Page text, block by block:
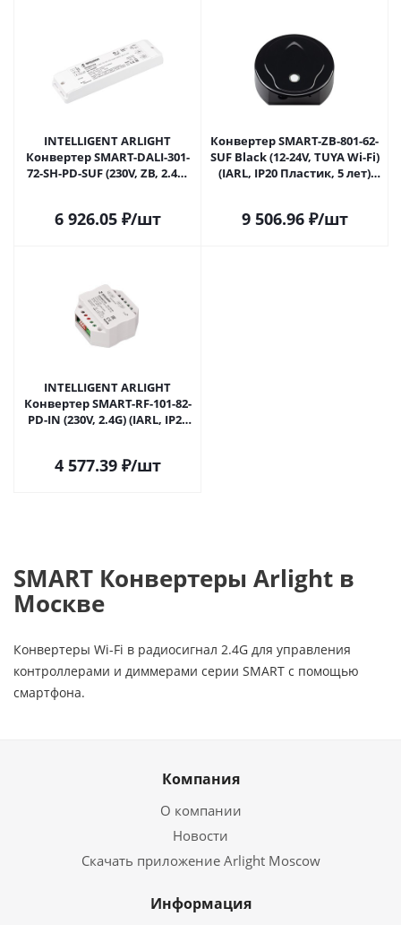
INTELLIGENT ARLIGHT
Конвертер SMART-DALI-301-
72-SH-PD-SUF (230V, ZB, 2.4G)
6 926.05₽/шт
Конвертер SMART-ZB-801-62-
SUF Black (12-24V, TUYA Wi-Fi)
(IARL, IP20 Пластик, 5 лет)
9 506.96₽/шт
INTELLIGENT ARLIGHT
Конвертер SMART-RF-101-82-
PD-IN (230V, 2.4G) (IARL, IP20
4 577.39₽/шт
SMART Конвертеры Arlight в
Москве
Конвертеры Wi-Fi в радиосигнал 2.4G для управления
контроллерами и диммерами серии SMART с помощью
смартфона.
Компания
О компании
Новости
Скачать приложение Arlight Moscow
Информация